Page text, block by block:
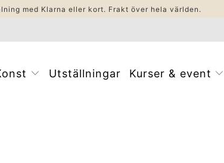
med Klarna eller kort. Frakt över hela världen.
Utställningar Kurser & event